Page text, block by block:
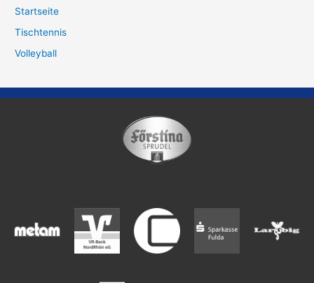
Startseite
Tischtennis
Volleyball